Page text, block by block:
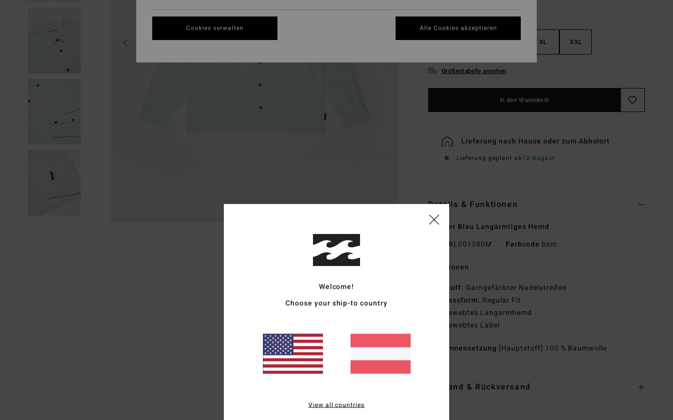
S M L XL XXL
Größentabelle ansehen
In den Warenkorb
Lieferung nach Hause oder zum Abholort
Lieferung geplant ab12 August
Details & Funktionen
Männer Blau Langärmliges Hemd
BL001380M Farbcode bsm
Funktionen
Stoff: Garngefärbter Nadelstreifen
Passform: Regular Fit
Gewebtes Langarmhemd
Gewebtes Label
Zusammensetzung [Hauptstoff] 100 % Baumwolle
Versand & Rückversand
Welcome!
Choose your ship-to country
View all countries
Cookies verwalten Alle Cookies akzeptieren